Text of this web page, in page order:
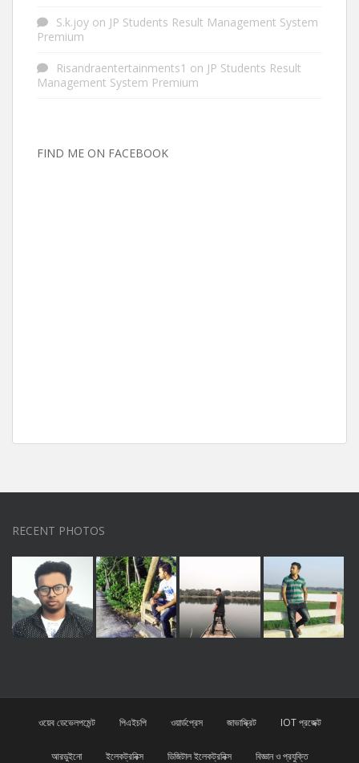
S.k.joy on JP Students Result Management System
Premium
Risandraentertainments1 on JP Students Result
Management System Premium
FIND ME ON FACEBOOK
RECENT PHOTOS
ওয়েব ডেভেলপমেন্ট পিএইচপি ওয়ার্ডপ্রেস জাভাস্ক্রিট IOT প্রজেক্ট
আরডুইনো ইলেকট্রনিক্স ডিজিটাল ইলেকট্রনিক্স বিজ্ঞান ও প্রযুক্তি